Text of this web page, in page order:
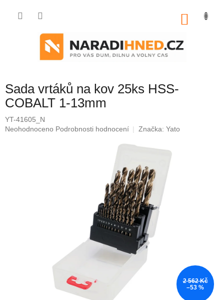
Sada vrtáků na kov 25ks HSS-
COBALT 1-13mm
YT-41605_N
Průměrné
Neohodnoceno Podrobnosti hodnocení Značka: Yato
2 562 Kč
–53 %